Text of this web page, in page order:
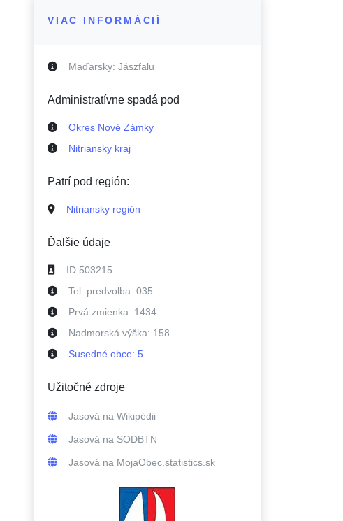
VIAC INFORMÁCIÍ
Maďarsky: Jászfalu
Administratívne spadá pod
Okres Nové Zámky
Nitriansky kraj
Patrí pod región:
Nitriansky región
Ďalšie údaje
ID:503215
Tel. predvolba: 035
Prvá zmienka: 1434
Nadmorská výška: 158
Susedné obce: 5
Užitočné zdroje
Jasová na Wikipédii
Jasová na SODBTN
Jasová na MojaObec.statistics.sk